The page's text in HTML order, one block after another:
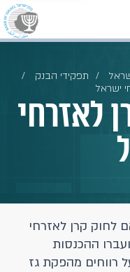
תפקידי הבנק
ישראל
לאזרחי
לחוק קרן לאזרחי
אל הקרן יועברו ההכנסות
רווחים מהפקת גז